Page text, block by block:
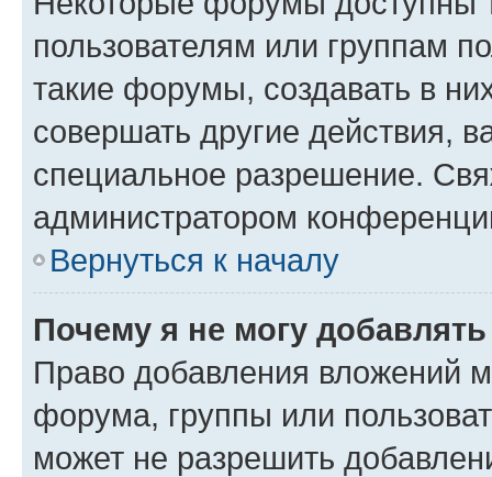
пользователям или группам
такие форумы, создавать в
совершать другие действия,
специальное разрешение.
администратором
Вернуться к началу
Почему я не могу
Право добавления вложений
форума, группы или
может не разрешить